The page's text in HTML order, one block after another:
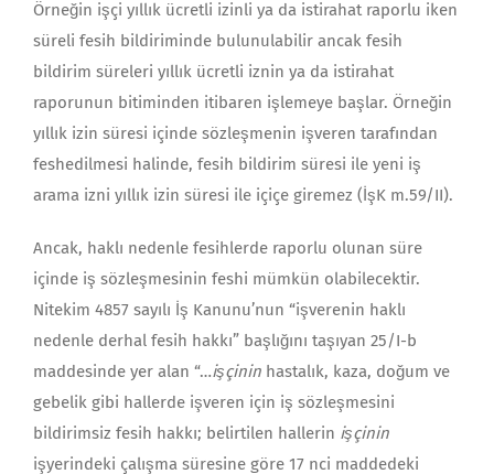
Örneğin işçi yıllık ücretli izinli ya da istirahat raporlu iken
süreli fesih bildiriminde bulunulabilir ancak fesih
bildirim süreleri yıllık ücretli iznin ya da istirahat
raporunun bitiminden itibaren işlemeye başlar. Örneğin
yıllık izin süresi içinde sözleşmenin işveren tarafından
feshedilmesi halinde, fesih bildirim süresi ile yeni iş
arama izni yıllık izin süresi ile içiçe giremez (İşK m.59/II).
Ancak, haklı nedenle fesihlerde raporlu olunan süre
içinde iş sözleşmesinin feshi mümkün olabilecektir.
Nitekim 4857 sayılı İş Kanunu’nun “işverenin haklı
nedenle derhal fesih hakkı” başlığını taşıyan 25/I-b
maddesinde yer alan “…işçinin hastalık, kaza, doğum ve
gebelik gibi hallerde işveren için iş sözleşmesini
bildirimsiz fesih hakkı; belirtilen hallerin işçinin
işyerindeki çalışma süresine göre 17 nci maddedeki